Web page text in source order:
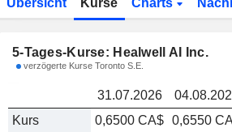
Übersicht Kurse Charts
5-Tages-Kurse: Healwell AI Inc.
verzögerte Kurse Toronto S.E.
31.07.2026
Kurs
0,6500 CA$ 0,6550